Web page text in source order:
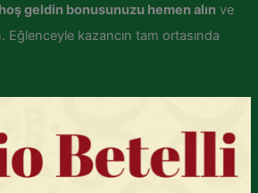
geldin bonusunuzu hemen alın ve
Eğlenceyle kazancın tam ortasında